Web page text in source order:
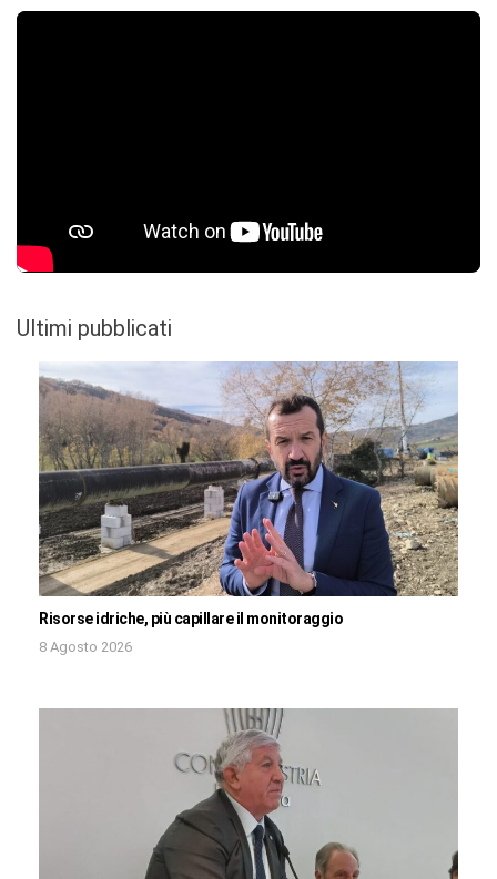
Ultimi pubblicati
Risorse idriche, più capillare il monitoraggio
8 Agosto 2026